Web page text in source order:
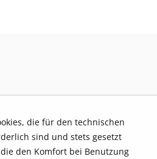
die für den technischen
sind und stets gesetzt
den Komfort bei Benutzung